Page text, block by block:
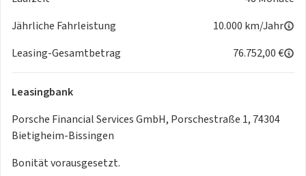
Einkommen verfügen. Dies belegen Sie in der Regel durch
Einkommensnachweise, wie z. B. den Nachweis einer BWA
des letzten Geschäftsjahres.
Höhe der Leasingraten sollte in einem angemessenen
Verhältnis zu Ihrem Einkommen abzüglich der Fixkosten
stehen. Ein zu hoher Anteil Ihres Einkommens für die
Leasingraten kann ein Risiko darstellen und wird daher
Möglichkeiten nicht übersteigen
Jährliche Fahrleistung
10.000 km/Jahr
Leasing-Gesamtbetrag
76.752,00 €
Leasingbank
Porsche Financial Services GmbH, Porschestraße 1, 74304
Bietigheim-Bissingen
Bonität vorausgesetzt.